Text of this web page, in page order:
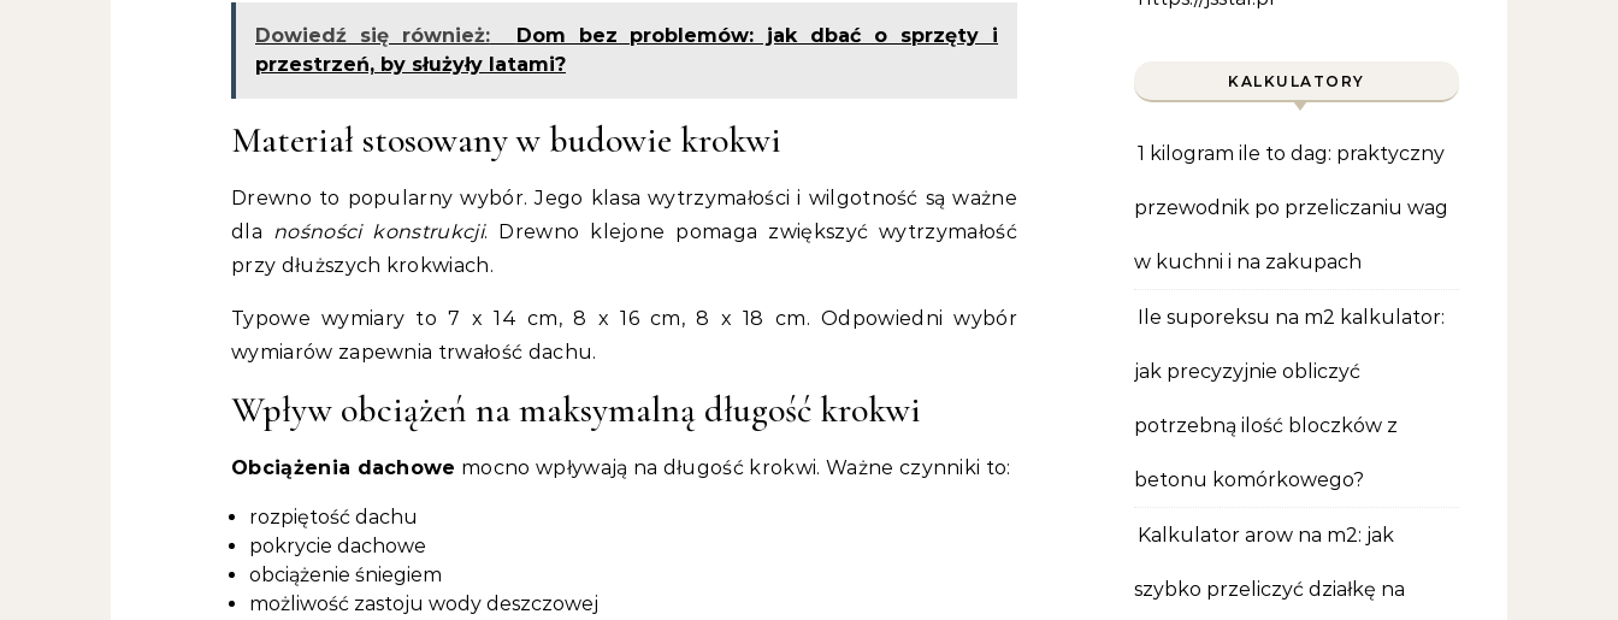
Dowiedź się również:
Dom bez problemów: jak dbać o sprzęty i
przestrzeń, by służyły latami?
Materiał stosowany w budowie krokwi
Drewno to popularny wybór. Jego klasa wytrzymałości i wilgotność są ważne
dla nośności konstrukcji. Drewno klejone pomaga zwiększyć wytrzymałość
przy dłuższych krokwiach.
Typowe wymiary to 7 x 14 cm, 8 x 16 cm, 8 x 18 cm. Odpowiedni wybór
wymiarów zapewnia trwałość dachu.
Wpływ obciążeń na maksymalną długość krokwi
Obciążenia dachowe mocno wpływają na długość krokwi. Ważne czynniki to:
rozpiętość dachu
pokrycie dachowe
obciążenie śniegiem
możliwość zastoju wody deszczowej
KALKULATORY
1 kilogram ile to dag: praktyczny
przewodnik po przeliczaniu wag
w kuchni i na zakupach
Ile suporeksu na m2 kalkulator:
jak precyzyjnie obliczyć
potrzebną ilość bloczków z
betonu komórkowego?
Kalkulator arow na m2: jak
szybko przeliczyć działkę na